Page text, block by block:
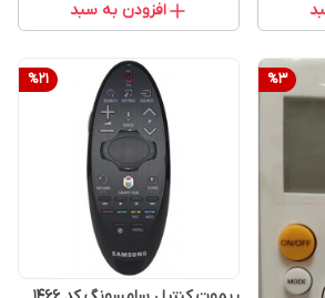
افزودن به سبد
%3
%21